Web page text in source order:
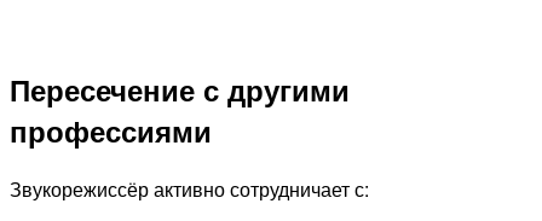
Пересечение с другими
профессиями
Звукорежиссёр активно сотрудничает с: